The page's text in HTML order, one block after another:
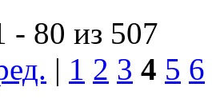
- 80 из 507
| 1 2 3 4 5 6